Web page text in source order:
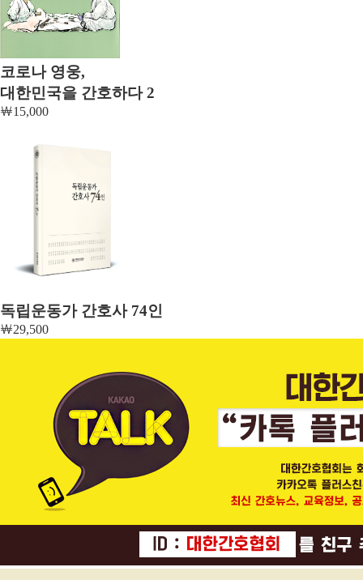
코로나 영웅,
대한민국을 간호하다 2
￦15,000
독립운동가 간호사 74인
￦29,500